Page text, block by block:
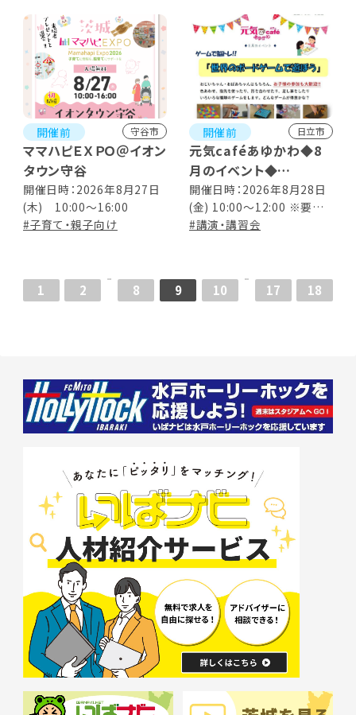
開催前 守谷市
ママハピＥＸＰＯ＠イオン
タウン守谷
開催日時：2026年8月27日
(木) 10:00～16:00
#子育て・親子向け
開催前 日立市
元気caféあゆかわ◆8
月のイベント◆
ゲームで脳トレ!!『世界
のボードゲームで遊ぼ
う』
開催日時：2026年8月28日
(金) 10:00～12:00 ※要事
前申し込み
#講演・講習会
1 2 8 9 10 17 18